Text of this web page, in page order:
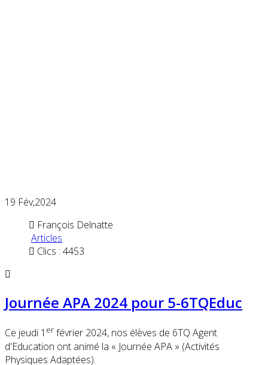
19 Fév,2024
François Delnatte
Articles
Clics : 4453
Journée APA 2024 pour 5-6TQEduc
Ce jeudi 1 er février 2024, nos élèves de 6TQ Agent
d'Education ont animé la « Journée APA » (Activités
Physiques Adaptées).